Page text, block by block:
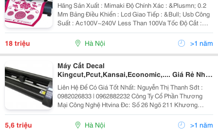
Hãng Sản Xuất : Mimaki Độ Chính Xác : &Plusmn; 0.2
Mm Bảng Điều Khiển : Lcd Giao Tiếp : &Bull; Usb Công
Suất : Ac100V~240V Less Than 100Va Tốc Độ Cắt :
85Cm/S Độ Rộng Cắt Lớn Nhấ
18 triệu Hà Nội >1 năm
Máy Cắt Decal
Kingcut,Pcut,Kansai,Economic,.... Giá Rẻ Nhất
Hà Nội
Liên Hệ Để Có Giá Tốt Nhất: Nguyễn Thị Thanh Sđt :
0982026833 | 0962882232 Công Ty Cổ Phần Thương
Mại Công Nghệ Htvina Đc: Số 26 Ngõ 211 Khương
Trung &Ndash; Thanh Xuân &Ndash; Hà Nội Yahoo :
Htvina_Kd2 Website: Http://Sieuthiht.com | Htt
5,6 triệu Hà Nội >1 năm